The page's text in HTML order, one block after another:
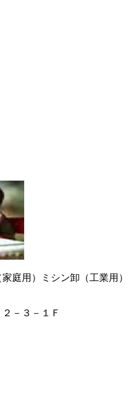
庭用）
ミシン卸（工業用）
－３－１Ｆ